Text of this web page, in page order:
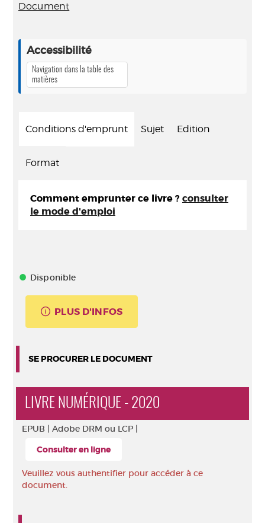
Document
Accessibilité
Navigation dans la table des
matières
Conditions d'emprunt Sujet Edition
Format
Comment emprunter ce livre ? consulter
le mode d'emploi
Disponible
PLUS D'INFOS
SE PROCURER LE DOCUMENT
LIVRE NUMÉRIQUE - 2020
EPUB | Adobe DRM ou LCP |
Consulter en ligne
Veuillez vous authentifier pour accéder à ce
document.